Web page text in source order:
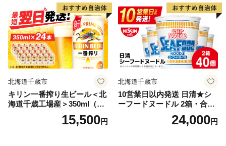
北海道千歳市
キリン一番搾り生ビール＜北
海道千歳工場産＞350ml（24
15,500円
北海道千歳市
10営業日以内発送 日清★シ
ーフードヌードル 2箱・合計
24,000円